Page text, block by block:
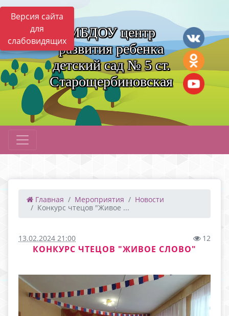
Версия сайта
для
слабовидящих
МБДОУ центр
развития ребенка
детский сад № 5 ст.
Старощербиновская
Главная Мероприятия
Новости
Конкурс чтецов "Живое ...
13.02.2024 21:00 12
КОНКУРС ЧТЕЦОВ "ЖИВОЕ СЛОВО"